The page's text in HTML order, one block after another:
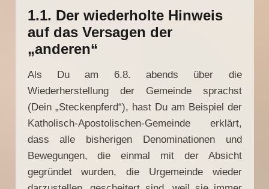
1.1. Der wiederholte Hinweis
auf das Versagen der
„anderen“
Als Duam 6.8. abends über die
Wiederherstellung der Gemeinde sprachst
(Dein „Steckenpferd“), hast Du am Beispiel der
Katholisch-Apostolischen-Gemeinde erklärt,
dass alle bisherigen Denominationen und
Bewegungen, die einmal mit der Absicht
gegründet wurden, die Urgemeinde wieder